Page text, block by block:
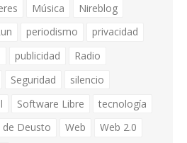
Música
Nireblog
periodismo
privacidad
publicidad
Radio
Seguridad
silencio
Software Libre
tecnología
de Deusto Web
Web 2.0